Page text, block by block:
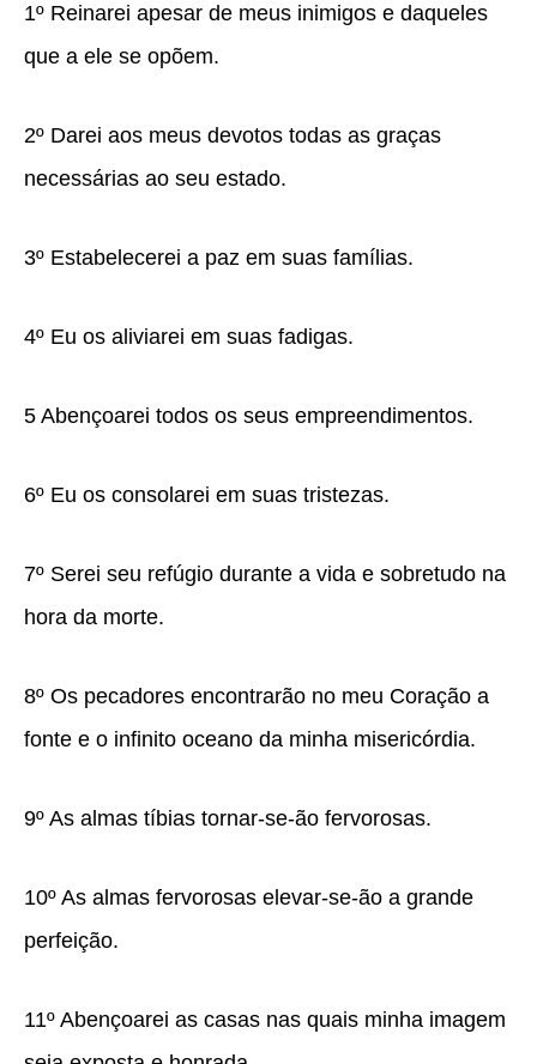
1º Reinarei apesar de meus inimigos e daqueles
que a ele se opõem.
2º Darei aos meus devotos todas as graças
necessárias ao seu estado.
3º Estabelecerei a paz em suas famílias.
4º Eu os aliviarei em suas fadigas.
5 Abençoarei todos os seus empreendimentos.
6º Eu os consolarei em suas tristezas.
7º Serei seu refúgio durante a vida e sobretudo na
hora da morte.
8º Os pecadores encontrarão no meu Coração a
fonte e o infinito oceano da minha misericórdia.
9º As almas tíbias tornar-se-ão fervorosas.
10º As almas fervorosas elevar-se-ão a grande
perfeição.
11º Abençoarei as casas nas quais minha imagem